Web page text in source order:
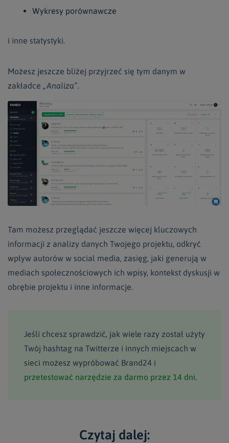
Wykresy porównawcze
i inne statystyki.
Możesz jeszcze bliżej przyjrzeć się tym danym w
zakładce „Analiza”.
Tam możesz przeglądać jeszcze więcej kluczowych
informacji z analizy danych Twojego projektu, odkryć
wpływ autorów w social media, zasięg, jaki generują w
mediach społecznościowych ich wpisy, kontekst dyskusji w
obrębie projektu i inne informacje.
Jeśli chcesz sprawdzić, jak wiele razy został użyty
Twój hashtag na Twitterze i innych miejscach w
sieci możesz wypróbować Brand24 i
przetestować narzędzie za darmo przez 14 dni.
Czytaj dalej: